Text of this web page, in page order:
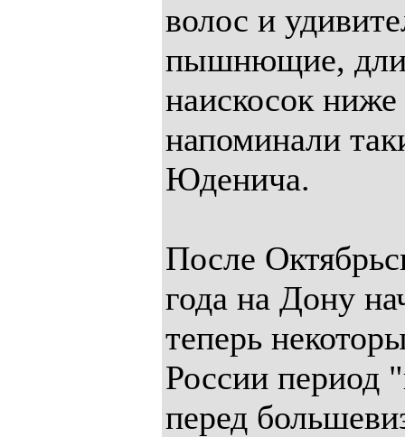
волос и
пышнющие,
наискосок
напоминали
Юденича.
После
года на Дону
теперь
России период
перед